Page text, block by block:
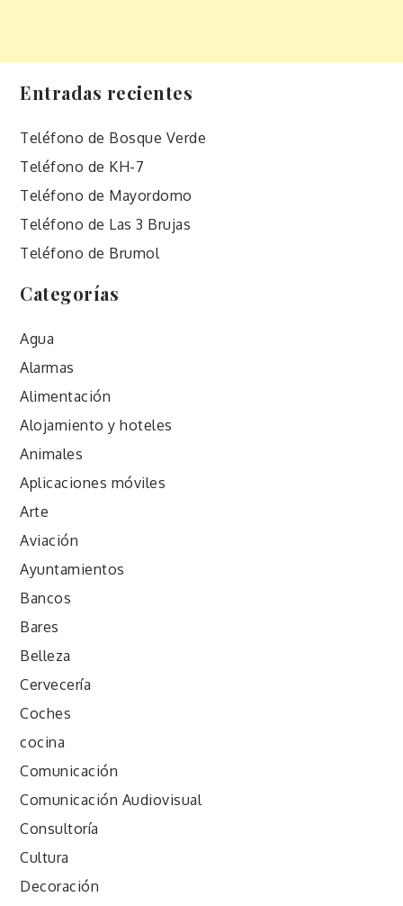
Entradas recientes
Teléfono de Bosque Verde
Teléfono de KH-7
Teléfono de Mayordomo
Teléfono de Las 3 Brujas
Teléfono de Brumol
Categorías
Agua
Alarmas
Alimentación
Alojamiento y hoteles
Animales
Aplicaciones móviles
Arte
Aviación
Ayuntamientos
Bancos
Bares
Belleza
Cervecería
Coches
cocina
Comunicación
Comunicación Audiovisual
Consultoría
Cultura
Decoración